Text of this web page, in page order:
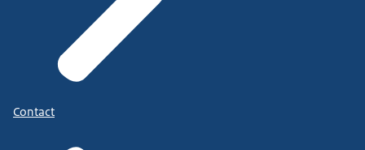
Contact